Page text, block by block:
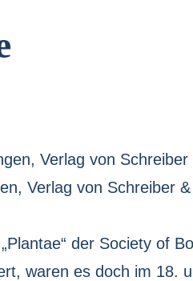
Verlag von Schreiber
der Society of
waren es doch im 18.